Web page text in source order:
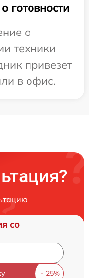
готовности
о
техники
привезет
в офис.
со